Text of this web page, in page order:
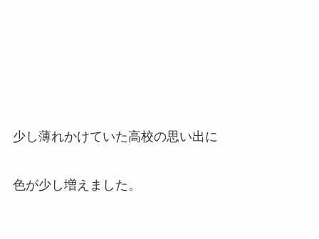
少し薄れかけていた高校の思い出に
色が少し増えました。